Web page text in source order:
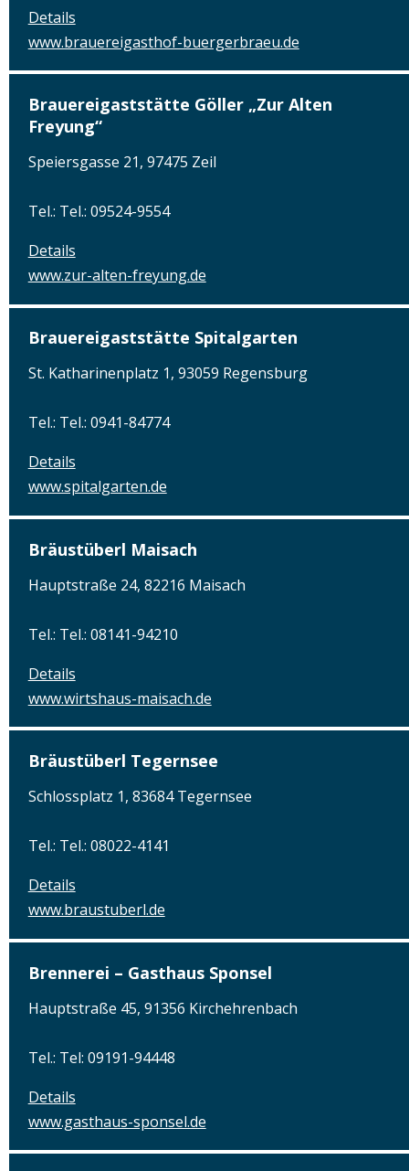
Details
www.brauereigasthof-buergerbraeu.de
Brauereigaststätte Göller „Zur Alten
Freyung“
Speiersgasse 21, 97475 Zeil
Tel.: Tel.: 09524-9554
Details
www.zur-alten-freyung.de
Brauereigaststätte Spitalgarten
St. Katharinenplatz 1, 93059 Regensburg
Tel.: Tel.: 0941-84774
Details
www.spitalgarten.de
Bräustüberl Maisach
Hauptstraße 24, 82216 Maisach
Tel.: Tel.: 08141-94210
Details
www.wirtshaus-maisach.de
Bräustüberl Tegernsee
Schlossplatz 1, 83684 Tegernsee
Tel.: Tel.: 08022-4141
Details
www.braustuberl.de
Brennerei – Gasthaus Sponsel
Hauptstraße 45, 91356 Kirchehrenbach
Tel.: Tel: 09191-94448
Details
www.gasthaus-sponsel.de